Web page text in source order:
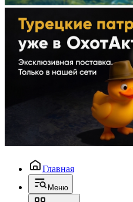
Главная
Меню